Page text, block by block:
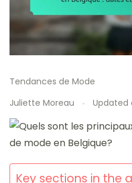
Tendances de Mode
Juliette Moreau
Updated
Key sections in the